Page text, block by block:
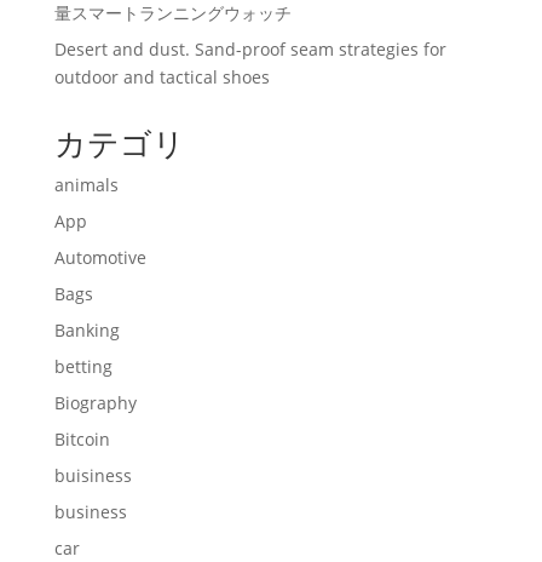
量スマートランニングウォッチ
Desert and dust. Sand-proof seam strategies for
outdoor and tactical shoes
カテゴリ
animals
App
Automotive
Bags
Banking
betting
Biography
Bitcoin
buisiness
business
car